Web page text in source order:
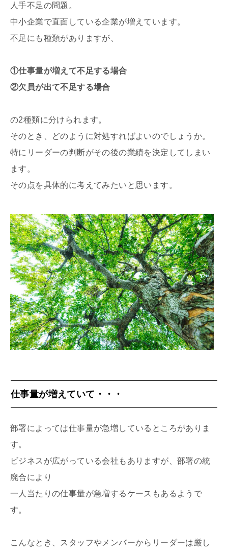
人手不足の問題。
中小企業で直面している企業が増えています。
不足にも種類がありますが、
①仕事量が増えて不足する場合
②欠員が出て不足する場合
の2種類に分けられます。
そのとき、どのように対処すればよいのでしょうか。
特にリーダーの判断がその後の業績を決定してしまい
ます。
その点を具体的に考えてみたいと思います。
仕事量が増えていて・・・
部署によっては仕事量が急増しているところがありま
す。
ビジネスが広がっている会社もありますが、部署の統
廃合により
一人当たりの仕事量が急増するケースもあるようで
す。
こんなとき、スタッフやメンバーからリーダーは厳し